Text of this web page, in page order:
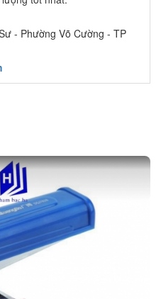
- Phường Võ Cường - TP